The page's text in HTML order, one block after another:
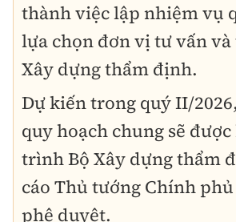
thành việc lập nhiệm vụ
lựa chọn đơn vị tư vấn
Xây dựng thẩm định.
Dự kiến trong quý II/
quy hoạch chung sẽ
trình Bộ Xây dựng thẩm
cáo Thủ tướng Chính
phê duyệt.